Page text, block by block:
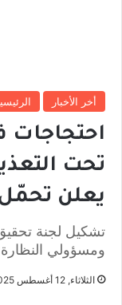
أخر الأخبار
تحت
يعلن
تشكيل لجنة
ومسؤولي النظارة
الثلاثاء, 12 أغسطس 2025, 1:55 م